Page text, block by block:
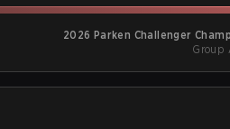
2026 Parken Challenger
Group